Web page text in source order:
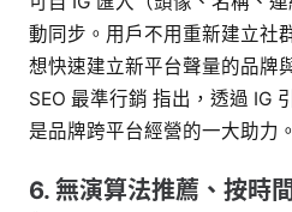
動同步。用戶不用重新建立社
想快速建立新平台聲量的品牌
SEO 最準行銷 指出，透過 IG
是品牌跨平台經營的一大助力。
6. 無演算法推薦、按時